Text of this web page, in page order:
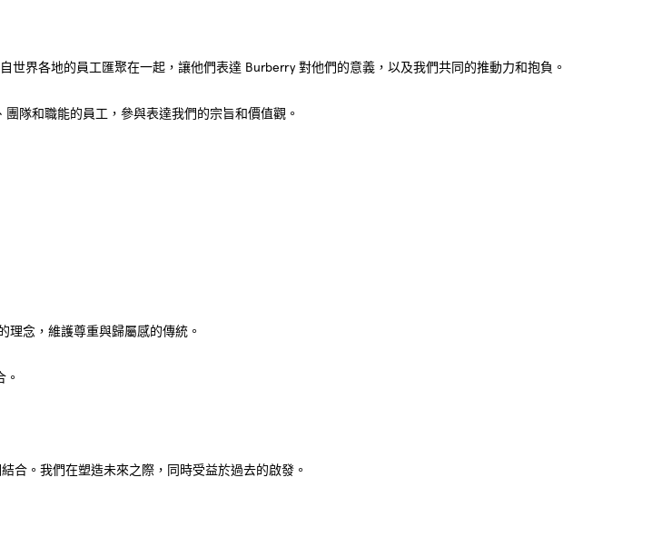
界各地的員工匯聚在一起，讓他們表達 Burberry 對他們的意義，以及我們共同的推動力和抱負。​
隊和職能的員工，參與表達我們的宗旨和價值觀。
理念，維護尊重與歸屬感的傳統。​
合。我們在塑造未來之際，同時受益於過去的啟發。​